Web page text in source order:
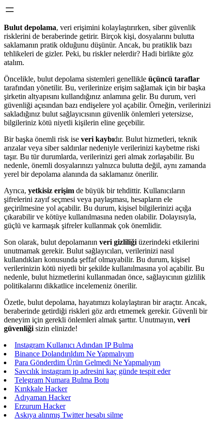
Bulut depolama, veri erişimini kolaylaştırırken, siber güvenlik
risklerini de beraberinde getirir. Birçok kişi, dosyalarını bulutta
saklamanın pratik olduğunu düşünür. Ancak, bu pratiklik bazı
tehlikeleri de gizler. Peki, bu riskler nelerdir? Hadi birlikte göz
atalım.
Öncelikle, bulut depolama sistemleri genellikle üçüncü taraflar
tarafından yönetilir. Bu, verilerinize erişim sağlamak için bir başka
şirketin altyapısını kullandığınız anlamına gelir. Bu durum, veri
güvenliği açısından bazı endişelere yol açabilir. Örneğin, verilerinizi
sakladığınız bulut sağlayıcısının güvenlik önlemleri yetersizse,
bilgileriniz kötü niyetli kişilerin eline geçebilir.
Bir başka önemli risk ise veri kaybıdır. Bulut hizmetleri, teknik
arızalar veya siber saldırılar nedeniyle verilerinizi kaybetme riski
taşır. Bu tür durumlarda, verilerinizi geri almak zorlaşabilir. Bu
nedenle, önemli dosyalarınızı yalnızca bulutta değil, aynı zamanda
yerel bir depolama alanında da saklamanız önerilir.
Ayrıca, yetkisiz erişim de büyük bir tehdittir. Kullanıcıların
şifrelerini zayıf seçmesi veya paylaşması, hesapların ele
geçirilmesine yol açabilir. Bu durum, kişisel bilgilerinizi açığa
çıkarabilir ve kötüye kullanılmasına neden olabilir. Dolayısıyla,
güçlü ve karmaşık şifreler kullanmak çok önemlidir.
Son olarak, bulut depolamanın veri gizliliği üzerindeki etkilerini
unutmamak gerekir. Bulut sağlayıcıları, verilerinizi nasıl
kullandıkları konusunda şeffaf olmayabilir. Bu durum, kişisel
verilerinizin kötü niyetli bir şekilde kullanılmasına yol açabilir. Bu
nedenle, bulut hizmetlerini kullanmadan önce, sağlayıcının gizlilik
politikalarını dikkatlice incelemeniz önerilir.
Özetle, bulut depolama, hayatımızı kolaylaştıran bir araçtır. Ancak,
beraberinde getirdiği riskleri göz ardı etmemek gerekir. Güvenli bir
deneyim için gerekli önlemleri almak şarttır. Unutmayın, veri
güvenliği sizin elinizde!
Instagram Kullanıcı Adından IP Bulma
Binance Dolandırıldım Ne Yapmalıyım
Para Gönderdim Ürün Gelmedi Ne Yapmalıyım
Savcılık instagram ip adresini kaç günde tespit eder
Telegram Numara Bulma Botu
Kırıkkale Hacker
Adıyaman Hacker
Erzurum Hacker
Askıya alınmış Twitter hesabı silme